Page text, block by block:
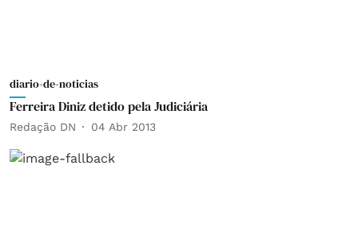
diario-de-noticias
Ferreira Diniz detido pela Judiciária
Redação DN 04 Abr 2013